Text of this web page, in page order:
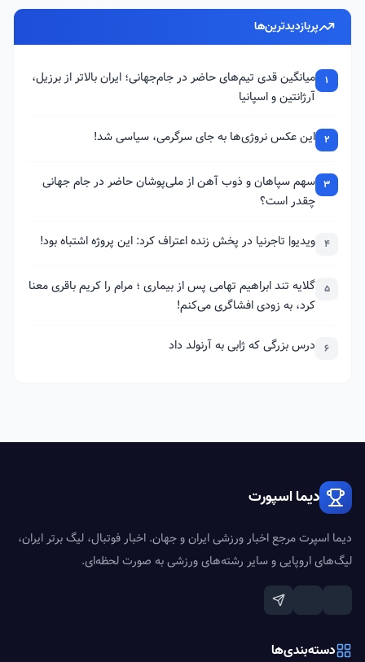
پربازدیدترین‌ها
1
میانگین قدی تیم‌های حاضر در جام‌جهانی؛ ایران بالاتر از برزیل،
آرژانتین و اسپانیا
2 این عکس نروژی‌ها به جای سرگرمی، سیاسی شد!
3 سهم سپاهان و ذوب آهن از ملی‌پوشان حاضر در جام جهانی
چقدر است؟
4 ویدیو| تاجرنیا در پخش زنده اعتراف کرد: این پروژه اشتباه بود!
5 گلایه تند ابراهیم تهامی پس از بیماری ؛ مرام را کریم باقری معنا
کرد، به زودی افشاگری می‌کنم!
6 درس بزرگی که ژابی به آرنولد داد
دیما اسپورت
دیما اسپرت مرجع اخبار ورزشی ایران و جهان. اخبار فوتبال، لیگ برتر ایران،
لیگ‌های اروپایی و سایر رشته‌های ورزشی به صورت لحظه‌ای.
دسته‌بندی‌ها